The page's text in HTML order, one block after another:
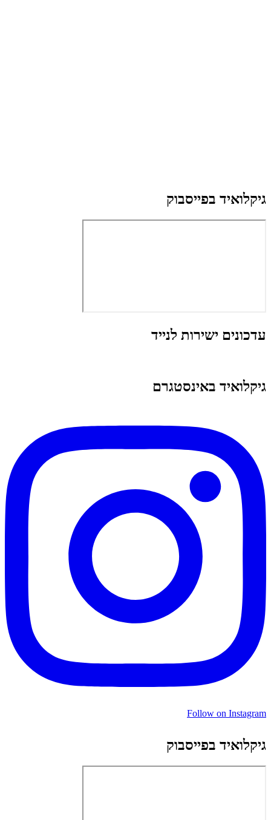
גיקלואיד בפייסבוק
עדכונים ישירות לנייד
גיקלואיד באינסטגרם
Follow on Instagram
גיקלואיד בפייסבוק